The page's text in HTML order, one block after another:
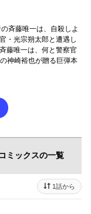
斉藤唯一は、自殺しよ
・光宗朔太郎と遭遇し
藤唯一は、何と警察官
神崎裕也が贈る巨弾本
コミックスの一覧
1話から